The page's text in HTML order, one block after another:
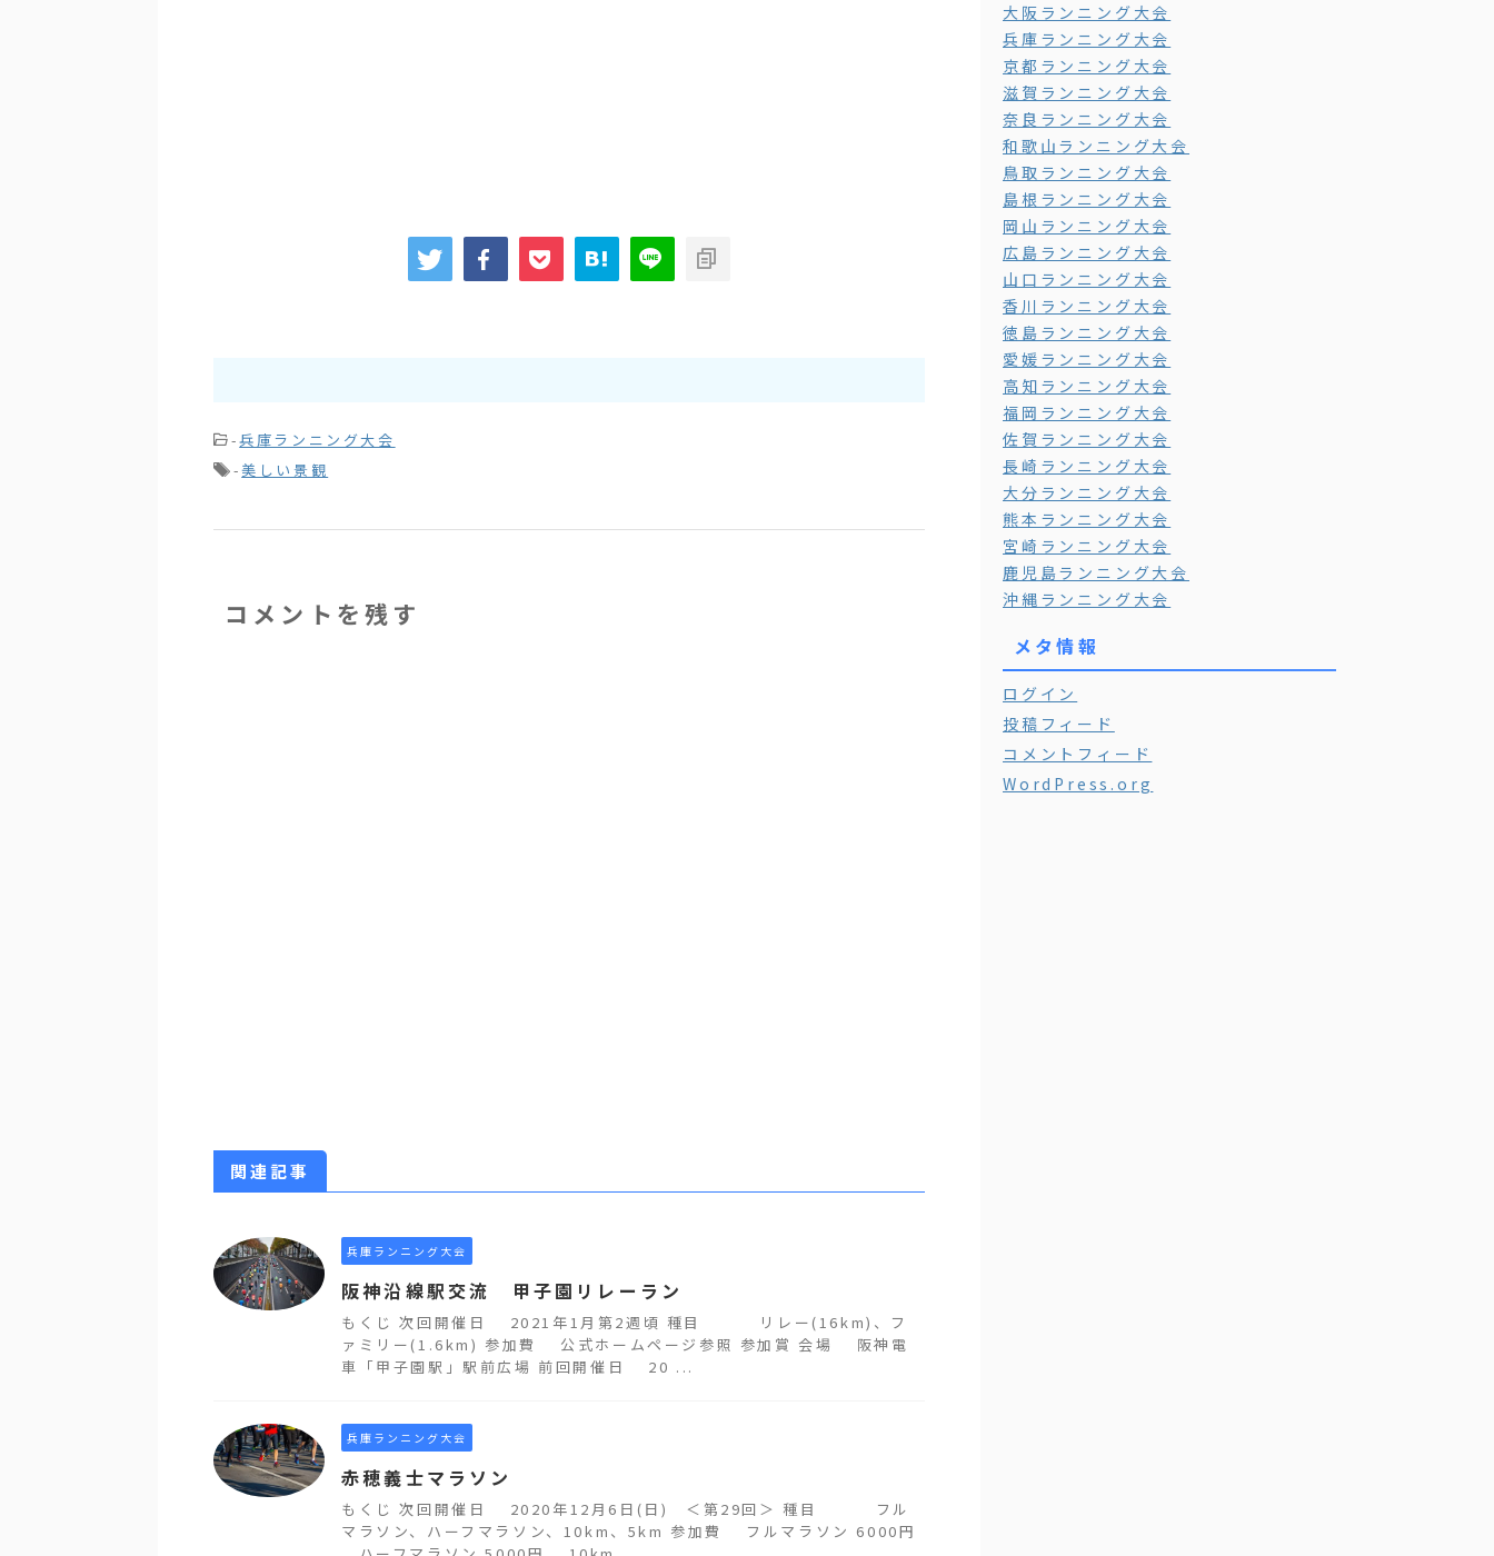
-兵庫ランニング大会
-美しい景観
コメントを残す
関連記事
兵庫ランニング大会
阪神沿線駅交流 甲子園リレーラン
もくじ 次回開催日 2021年1月第2週頃 種目 リレー(16km)、フ
ァミリー(1.6km) 参加費 公式ホームページ参照 参加賞 会場 阪神電
車「甲子園駅」駅前広場 前回開催日 20 ...
兵庫ランニング大会
赤穂義士マラソン
もくじ 次回開催日 2020年12月6日(日) ＜第29回＞ 種目 フル
マラソン、ハーフマラソン、10km、5km 参加費 フルマラソン 6000円
大阪ランニング大会
兵庫ランニング大会
京都ランニング大会
滋賀ランニング大会
奈良ランニング大会
和歌山ランニング大会
鳥取ランニング大会
島根ランニング大会
岡山ランニング大会
広島ランニング大会
山口ランニング大会
香川ランニング大会
徳島ランニング大会
愛媛ランニング大会
高知ランニング大会
福岡ランニング大会
佐賀ランニング大会
長崎ランニング大会
大分ランニング大会
熊本ランニング大会
宮崎ランニング大会
鹿児島ランニング大会
沖縄ランニング大会
メタ情報
ログイン
投稿フィード
コメントフィード
WordPress.org